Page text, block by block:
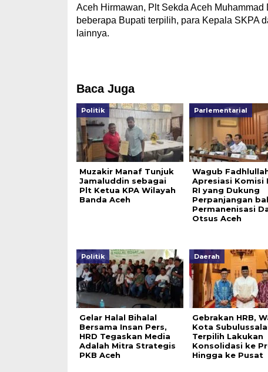
Aceh Hirmawan, Plt Sekda Aceh
beberapa Bupati terpilih, para Kepala SKPA
lainnya.
Baca Juga
Politik
Muzakir Manaf Tunjuk
Jamaluddin sebagai
Plt Ketua KPA Wilayah
Banda Aceh
Parlementarial
Wagub
Apresiasi Komisi
RI yang Dukung
Perpanjangan
Permanenisasi
Otsus Aceh
Politik
Gelar Halal Bihalal
Bersama Insan Pers,
HRD Tegaskan Media
Adalah Mitra Strategis
PKB Aceh
Daerah
Gebrakan HRB,
Kota
Terpilih Lakukan
Konsolidasi ke
Hingga ke Pusat